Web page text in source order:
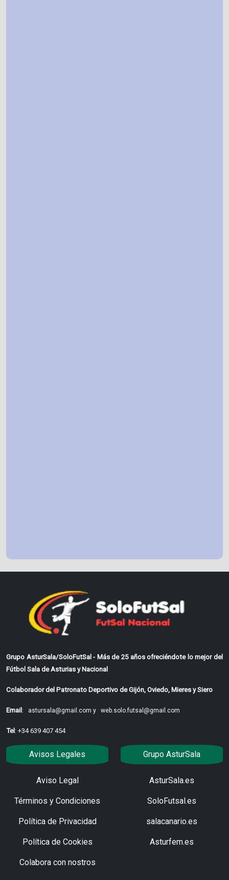
Grupo AsturSala/SoloFutSal - Más de 25 años ofreciéndote lo mejor del
Fútbol Sala de Asturias y Nacional
Colaborador del Patronato Deportivo de Gijón, Oviedo, Mieres y Siero
Email: astursala@gmail.com y web.solo.futsal@gmail.com
Tel: +34 639 407 454
Avisos Legales
Aviso Legal
Términos y Condiciones
Política de Privacidad
Política de Cookies
Colabora con nostros
Grupo AsturSala
AsturSala.es
SoloFutsal.es
salacanario.es
Asturfem.es